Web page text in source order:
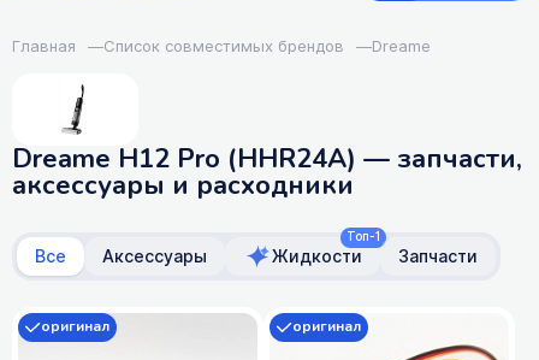
Главная —Список совместимых брендов —Dreame
Dreame H12 Pro (HHR24A) — запчасти,
аксессуары и расходники
Все Аксессуары
Топ-1
Жидкости Запчасти
оригинал оригинал